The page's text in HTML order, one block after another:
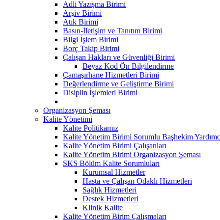
Adli Yazışma Birimi
Arşiv Birimi
Atık Birimi
Basın-İletişim ve Tanıtım Birimi
Bilgi İşlem Birimi
Borç Takip Birimi
Çalışan Hakları ve Güvenliği Birimi
Beyaz Kod Ön Bilgilendirme
Çamaşırhane Hizmetleri Birimi
Değerlendirme ve Geliştirme Birimi
Disiplin İşlemleri Birimi
Organizasyon Şeması
Kalite Yönetimi
Kalite Politikamız
Kalite Yönetim Birimi Sorumlu Başhekim
Kalite Yönetim Birimi Çalışanları
Kalite Yönetim Birimi Organizasyon Şeması
SKS Bölüm Kalite Sorumluları
Kurumsal Hizmetler
Hasta ve Çalışan Odaklı Hizmetleri
Sağlık Hizmetleri
Destek Hizmetleri
Klinik Kalite
Kalite Yönetim Birim Çalışmaları